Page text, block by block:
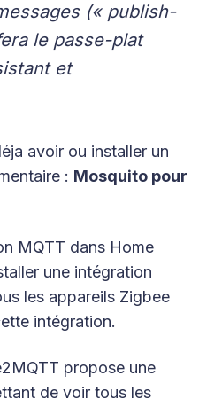
(« publish-
le passe-plat
et
avoir ou installer un
: Mosquito pour
MQTT dans Home
une intégration
les appareils Zigbee
intégration.
propose une
de voir tous les